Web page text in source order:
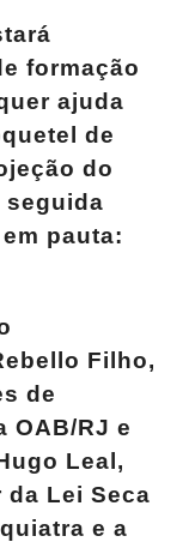
formação
ajuda
de
do
seguida
pauta:
Filho,
de
OAB/RJ e
Leal,
da Lei Seca
e a